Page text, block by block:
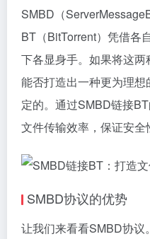
SMBD（
BT（BitTorrent）凭借各
下各显身手。如果将这
能否打造出一种更为理
定的。通过SMBD链接
文件传输效率，保证安全
SMBD协议的优势
让我们来看看SMBD协